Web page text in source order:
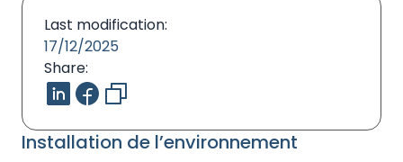
Installation de l’environnement
Last modification:
17/12/2025
Share: